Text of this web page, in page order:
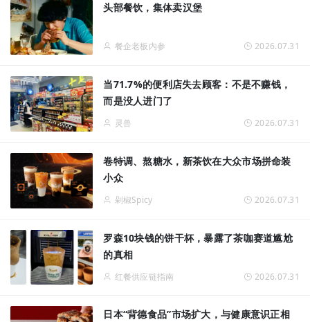
头部餐饮，集体卖汉堡
餐企老板内参 2026.07.31
当71.7%的便利店失去顾客：不是不赚钱，
而是没人进门了
灵兽 2026.07.31
卷特调、熬糖水，新茶饮在大众市场拼命装
小众
剁椒Spicy 2026.07.31
罗森10块钱的饼干杯，暴露了茶咖赛道尴尬
的真相
红餐供应链指南 2026.07.31
日本“背德食品”市场扩大，与健康意识正相